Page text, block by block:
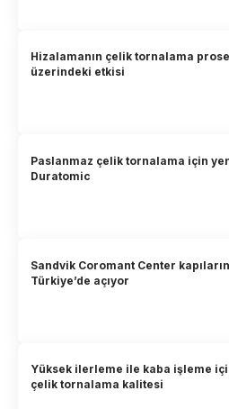
Hizalamanın çelik tornalama
üzerindeki etkisi
Paslanmaz çelik tornalama için
Duratomic
Sandvik Coromant Center
Türkiye’de açıyor
Yüksek ilerleme ile kaba işleme
çelik tornalama kalitesi